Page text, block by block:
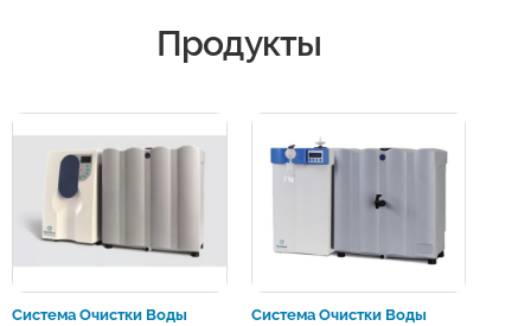
Продукты
Система Очистки Воды
Система Очистки Воды